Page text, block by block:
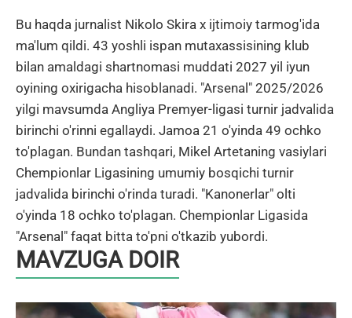
Bu haqda jurnalist Nikolo Skira x ijtimoiy tarmog'ida
ma'lum qildi. 43 yoshli ispan mutaxassisining klub
bilan amaldagi shartnomasi muddati 2027 yil iyun
oyining oxirigacha hisoblanadi. "Arsenal" 2025/2026
yilgi mavsumda Angliya Premyer-ligasi turnir jadvalida
birinchi o'rinni egallaydi. Jamoa 21 o'yinda 49 ochko
to'plagan. Bundan tashqari, Mikel Artetaning vasiylari
Chempionlar Ligasining umumiy bosqichi turnir
jadvalida birinchi o'rinda turadi. "Kanonerlar" olti
o'yinda 18 ochko to'plagan. Chempionlar Ligasida
"Arsenal" faqat bitta to'pni o'tkazib yubordi.
MAVZUGA DOIR